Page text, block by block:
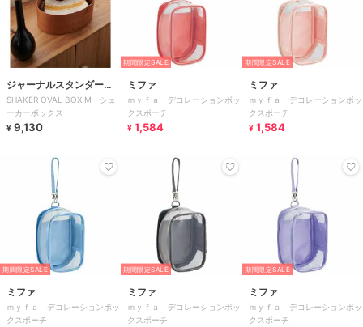
ジャーナルスタンダード
ファニチャー
SHAKER OVAL BOX M シェ
ーカーボックス
¥ 9,130
期間限定SALE
ミファ
ｍｙｆａ デコレーションボッ
クスポーチ
¥ 1,584
期間限定SALE
ミファ
ｍｙｆａ デコレーションボッ
クスポーチ
¥ 1,584
期間限定SALE
ミファ
ｍｙｆａ デコレーションボッ
クスポーチ
期間限定SALE
ミファ
ｍｙｆａ デコレーションボッ
クスポーチ
期間限定SALE
ミファ
ｍｙｆａ デコレーションボッ
クスポーチ